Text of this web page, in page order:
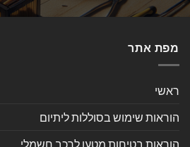
מפת אתר
ראשי
הוראות שימוש בסוללות ליתיום
הוראות בטיחות מטען לרכב חשמלי